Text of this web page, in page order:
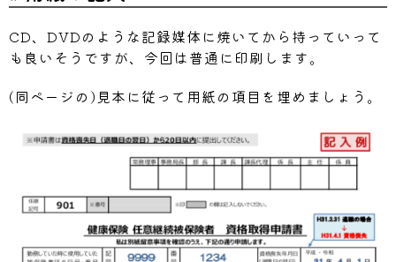
CD、DVDのような記録媒体に焼いてから持っていって
も良いそうですが、今回は普通に印刷します。
(同ページの)見本に従って用紙の項目を埋めましょう。